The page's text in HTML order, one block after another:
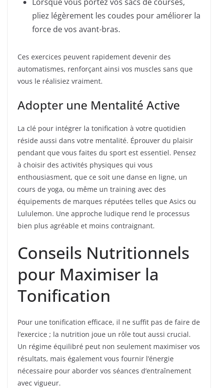
pliez légèrement les coudes pour améliorer la
force de vos avant-bras.
Ces exercices peuvent rapidement devenir des
automatismes, renforçant ainsi vos muscles sans que
vous le réalisiez vraiment.
Adopter une Mentalité Active
La clé pour intégrer la tonification à votre quotidien
réside aussi dans votre mentalité. Éprouver du plaisir
pendant que vous faites du sport est essentiel. Pensez
à choisir des activités physiques qui vous
enthousiasment, que ce soit une danse en ligne, un
cours de yoga, ou même un training avec des
équipements de marques réputées telles que Asics ou
Lululemon. Une approche ludique rend le processus
bien plus agréable et moins contraignant.
Conseils Nutritionnels
pour Maximiser la
Tonification
Pour une tonification efficace, il ne suffit pas de faire de
l’exercice ; la nutrition joue un rôle tout aussi crucial.
Un régime équilibré peut non seulement maximiser vos
résultats, mais également vous fournir l’énergie
nécessaire pour aborder vos séances d’entraînement
avec vigueur.